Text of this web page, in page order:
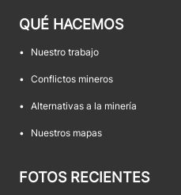
QUÉ HACEMOS
• Nuestro trabajo
• Conflictos mineros
• Alternativas a la minería
• Nuestros mapas
FOTOS RECIENTES